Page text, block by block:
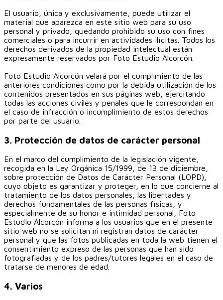
El usuario, única y exclusivamente, puede utilizar el
material que aparezca en este sitio web para su uso
personal y privado, quedando prohibido su uso con fines
comerciales o para incurrir en actividades ilícitas. Todos los
derechos derivados de la propiedad intelectual están
expresamente reservados por Foto Estudio Alcorcón.
Foto Estudio Alcorcón velará por el cumplimiento de las
anteriores condiciones como por la debida utilización de los
contenidos presentados en sus páginas web, ejercitando
todas las acciones civiles y penales que le correspondan en
el caso de infracción o incumplimiento de estos derechos
por parte del usuario.
3. Protección de datos de carácter personal
En el marco del cumplimiento de la legislación vigente,
recogida en la Ley Orgánica 15/1999, de 13 de diciembre,
sobre protección de Datos de Carácter Personal (LOPD),
cuyo objeto es garantizar y proteger, en lo que concierne al
tratamiento de los datos personales, las libertades y
derechos fundamentales de las personas físicas, y
especialmente de su honor e intimidad personal, Foto
Estudio Alcorcón informa a los usuarios que en el presente
sitio web no se solicitan ni registran datos de carácter
personal y que las fotos publicadas en toda la web tienen el
consentimiento expreso de las personas que han sido
fotografiadas y de los padres/tutores legales en el caso de
tratarse de menores de edad.
4. Varios